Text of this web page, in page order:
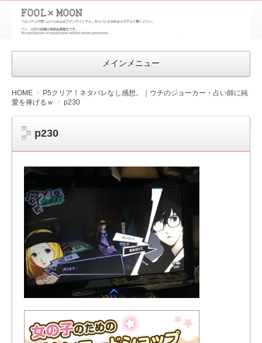
FOOL×MOON
｜ペルソナ
3 荒ハム中
メインメニュー
HOME
P5クリア！ネタバレなし感想。｜ウチのジョーカー・占い師に純
愛を捧げるｗ
p230
p230